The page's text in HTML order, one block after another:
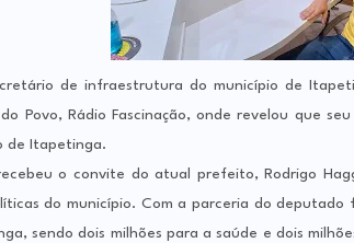
de infraestrutura do município de
Povo, Rádio Fascinação, onde revelou que
de Itapetinga.
o convite do atual prefeito, Rodrigo
do município. Com a parceria do
sendo dois milhões para a saúde e dois